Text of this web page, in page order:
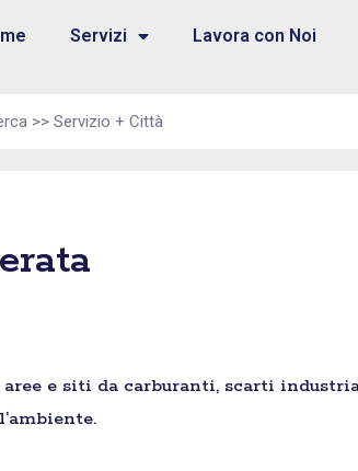
Servizi Lavora con Noi
e siti da carburanti, scarti